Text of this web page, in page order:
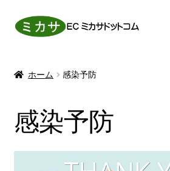
ナ
ビ
ー
ン
へ
コ
ン
ン
ス
キ
感染予防
商品一覧
ホーム 感染予防
感染予防